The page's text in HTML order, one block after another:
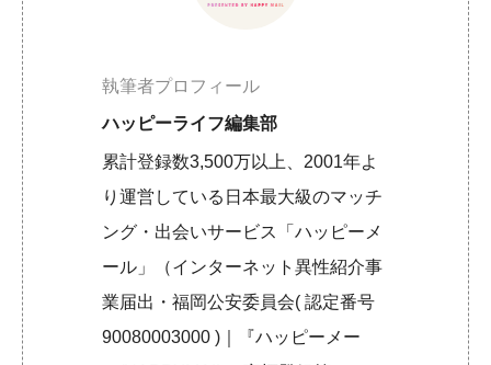
執筆者プロフィール
ハッピーライフ編集部
累計登録数3,500万以上、2001年よ
り運営している日本最大級のマッチ
ング・出会いサービス「ハッピーメ
ール」（インターネット異性紹介事
業届出・福岡公安委員会( 認定番号
90080003000 )｜『ハッピーメー